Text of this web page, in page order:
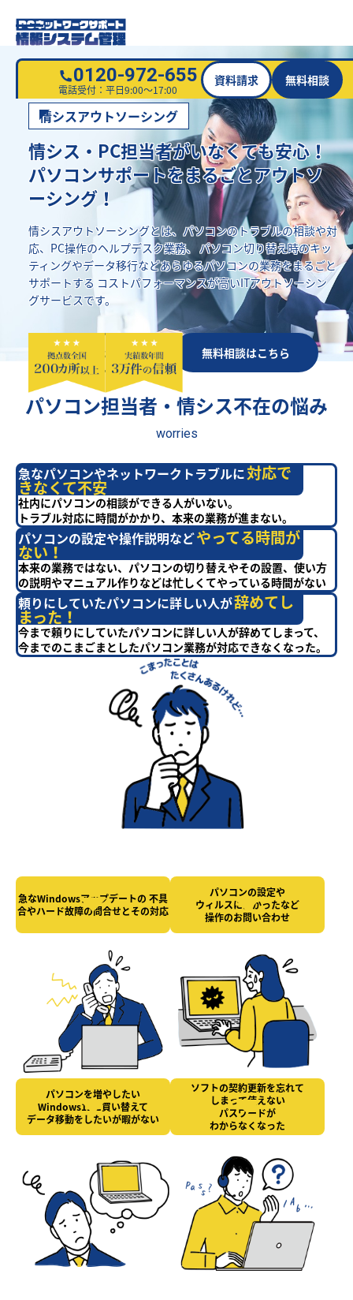
0120-972-655
電話受付：平日9:00～17:00
資料請求 無料相談
情シスアウトソーシング
情シス・PC担当者がいなくても安心！
パソコンサポートをまるごとアウトソ
ーシング！
情シスアウトソーシングとは、パソコンのトラブルの相談や対
応、PC操作のヘルプデスク業務、 パソコン切り替え時のキッ
ティングやデータ移行などあらゆるパソコンの業務をまるごと
サポートする コストパフォーマンスが高いITアウトソーシン
グサービスです。
資料請求はこちら 無料相談はこちら
パソコン担当者・情シス不在の悩み
worries
急なパソコンやネットワークトラブルに対応で
きなくて不安
社内にパソコンの相談ができる人がいない。
トラブル対応に時間がかかり、本来の業務が進まない。
パソコンの設定や操作説明などやってる時間が
ない！
本来の業務ではない、パソコンの切り替えやその設置、使い方
の説明やマニュアル作りなどは忙しくてやっている時間がない
頼りにしていたパソコンに詳しい人が辞めてし
まった！
今まで頼りにしていたパソコンに詳しい人が辞めてしまって、
今までのこまごまとしたパソコン業務が対応できなくなった。
急なWindowsアップデートの 不具
合やハード故障の問合せとその対応
パソコンの設定や
ウィルスにかかったなど
操作のお問い合わせ
パソコンを増やしたい
Windows11に買い替えて
データ移動をしたいが暇がない
ソフトの契約更新を忘れて
しまって使えない
パスワードが
わからなくなった